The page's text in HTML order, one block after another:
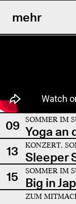
mehr
09 SOMMER IM
Yoga an
13
KONZERT,
Sleeper
15
SOMMER IM
Big in
ZUM